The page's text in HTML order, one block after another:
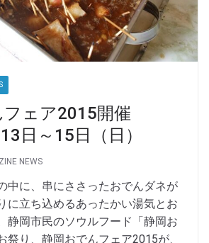
フェア2015開催
日～15日（日）
NEWS
中に、串にささったおでんダネが
に立ち込めるあったかい湯気とお
静岡市民のソウルフード「静岡お
祭り、静岡おでんフェア2015が、